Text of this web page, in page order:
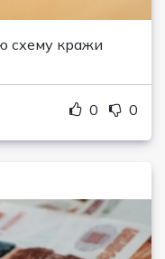
схему кражи
0 0